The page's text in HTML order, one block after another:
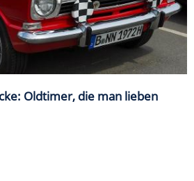
Oldtimer, die man lieben